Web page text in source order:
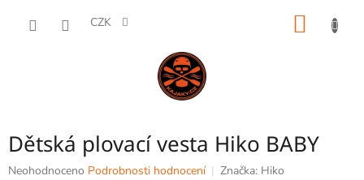
CZK
Dětská plovací vesta Hiko BABY
Průměrné
Neohodnoceno Podrobnosti hodnocení Značka: Hiko